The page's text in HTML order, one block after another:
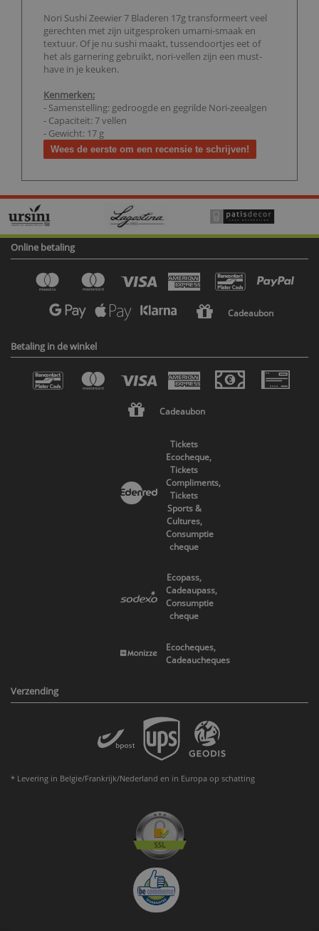
Nori Sushi Zeewier 7 Bladeren 17g transformeert veel
gerechten met zijn uitgesproken umami-smaak en
textuur. Of je nu sushi maakt, tussendoortjes eet of
het als garnering gebruikt, nori-vellen zijn een must-
have in je keuken.
Kenmerken:
- Samenstelling: gedroogde en gegrilde Nori-zeealgen
- Capaciteit: 7 vellen
- Gewicht: 17 g
Wees de eerste om een recensie te schrijven!
Online betaling
Cadeaubon
Betaling in de winkel
Cadeaubon
Tickets
Ecocheque,
Tickets
Compliments,
Tickets
Sports &
Cultures,
Consumptie
cheque
Ecopass,
Cadeaupass,
Consumptie
cheque
Ecocheques,
Cadeaucheques
Verzending
* Levering in Belgie/Frankrijk/Nederland en in Europa op schatting